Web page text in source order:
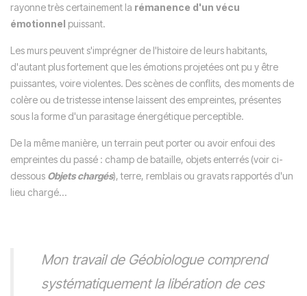
rayonne très certainement la rémanence d'un vécu
émotionnel puissant.
Les murs peuvent s'imprégner de l'histoire de leurs habitants,
d'autant plus fortement que les émotions projetées ont pu y être
puissantes, voire violentes. Des scènes de conflits, des moments de
colère ou de tristesse intense laissent des empreintes, présentes
sous la forme d'un parasitage énergétique perceptible.
De la même manière, un terrain peut porter ou avoir enfoui des
empreintes du passé : champ de bataille, objets enterrés (voir ci-
dessous Objets chargés), terre, remblais ou gravats rapportés d'un
lieu chargé...
Mon travail de Géobiologue comprend
systématiquement la libération de ces